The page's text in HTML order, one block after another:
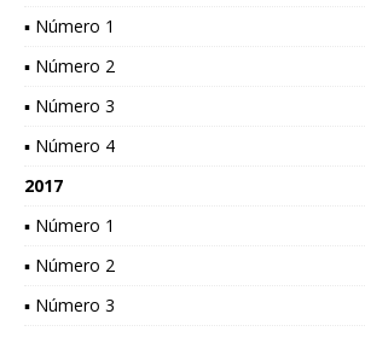
▪ Número 1
▪ Número 2
▪ Número 3
▪ Número 4
2017
▪ Número 1
▪ Número 2
▪ Número 3